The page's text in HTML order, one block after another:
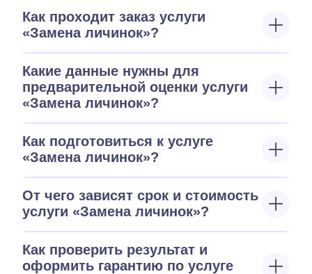
Как проходит заказ услуги
«Замена личинок»?
Какие данные нужны для
предварительной оценки услуги
«Замена личинок»?
Как подготовиться к услуге
«Замена личинок»?
От чего зависят срок и стоимость
услуги «Замена личинок»?
Как проверить результат и
оформить гарантию по услуге